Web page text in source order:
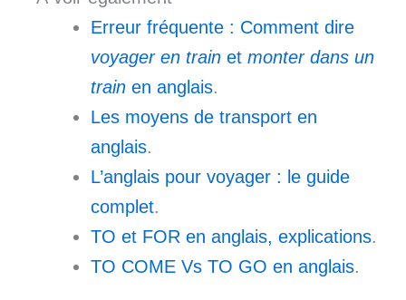
Erreur fréquente : Comment dire
voyager en train et monter dans un
train en anglais.
Les moyens de transport en
anglais.
L’anglais pour voyager : le guide
complet.
TO et FOR en anglais, explications.
TO COME Vs TO GO en anglais.